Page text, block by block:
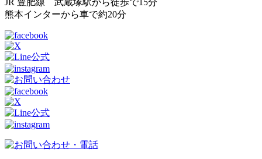
JR 豊肥線 武蔵塚駅から徒歩で15分
熊本インターから車で約20分